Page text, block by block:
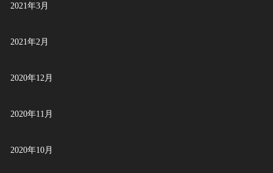
2021年3月
2021年2月
2020年12月
2020年11月
2020年10月